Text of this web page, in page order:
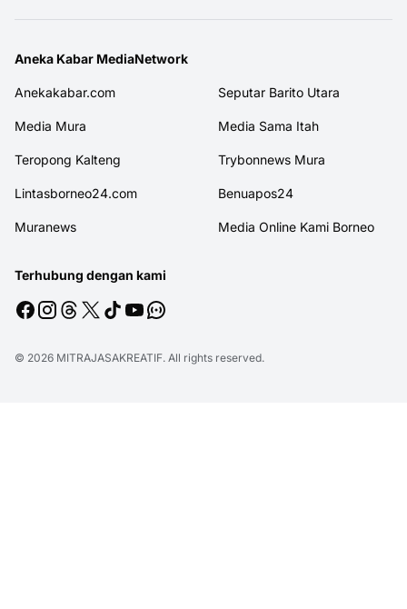
Aneka Kabar MediaNetwork
Anekakabar.com Seputar Barito Utara
Media Mura Media Sama Itah
Teropong Kalteng Trybonnews Mura
Lintasborneo24.com Benuapos24
Muranews Media Online Kami Borneo
Terhubung dengan kami
© 2026 MITRAJASAKREATIF. All rights reserved.